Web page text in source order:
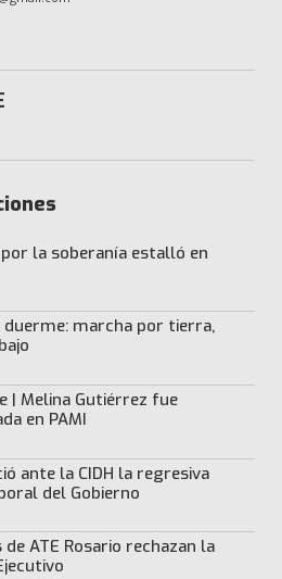
la soberanía estalló en
duerme: marcha por tierra,
| Melina Gutiérrez fue
en PAMI
ante la CIDH la regresiva
del Gobierno
ATE Rosario rechazan la